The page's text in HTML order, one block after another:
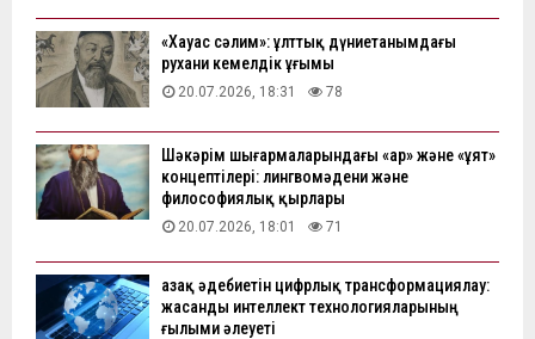
«Хауас сәлим»: ұлттық дүниетанымдағы
рухани кемелдік ұғымы
20.07.2026, 18:31 78
Шәкәрім шығармаларындағы «ар» және «ұят»
концептілері: лингвомәдени және
философиялық қырлары
20.07.2026, 18:01 71
Қазақ әдебиетін цифрлық трансформациялау:
жасанды интеллект технологияларының
ғылыми әлеуеті